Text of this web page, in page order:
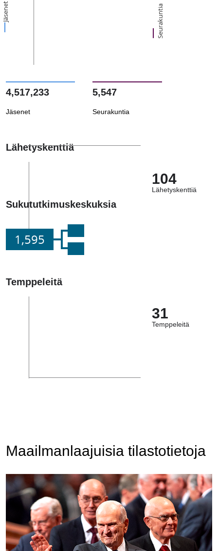
Jäsenet Seurakuntia
4,517,233
Jäsenet
5,547
Seurakuntia
Lähetyskenttiä
104
Lähetyskenttiä
Sukututkimuskeskuksia
1,595
Temppeleitä
31
Temppeleitä
Maailmanlaajuisia tilastotietoja